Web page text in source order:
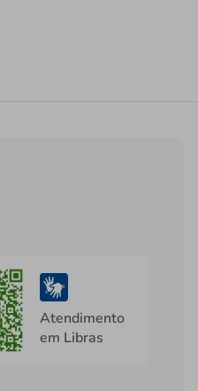
Atendimento
em Libras